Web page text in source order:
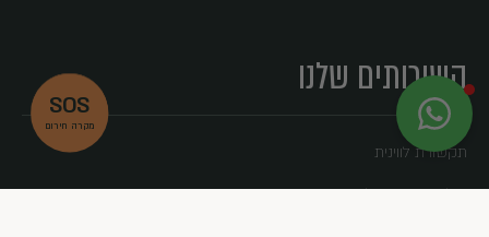
SOS
מקרה חירום
השירותים שלנו
תקשורת לווינית
חילוץ ותמיכה על רקע נפשי